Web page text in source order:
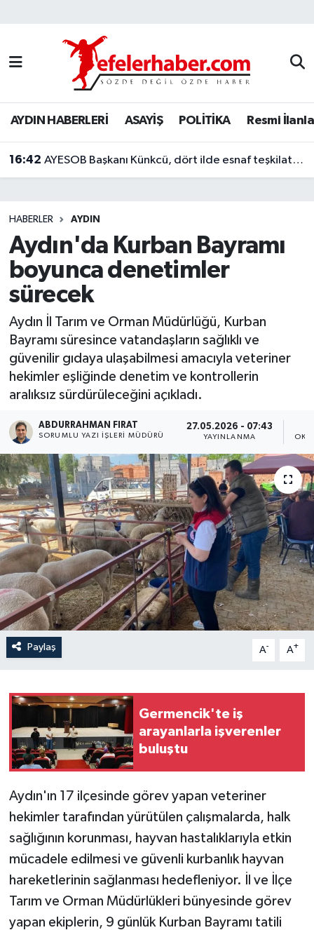
AYDIN HABERLERİ ASAYİŞ POLİTİKA Resmi
16:42 AYESOB Başkanı Künkcü, dört ilde esnaf teşkilatlarıyla buluştu
HABERLER AYDIN
Aydın'da Kurban Bayramı
boyunca denetimler
sürecek
Aydın İl Tarım ve Orman Müdürlüğü, Kurban
Bayramı süresince vatandaşların sağlıklı ve
güvenilir gıdaya ulaşabilmesi amacıyla veteriner
hekimler eşliğinde denetim ve kontrollerin
aralıksız sürdürüleceğini açıkladı.
ABDURRAHMAN FIRAT
SORUMLU YAZI İŞLERI MÜDÜRÜ
27.05.2026 - 07:43
YAYINLANMA
Paylaş A- A+
Germencik'te iş
arayanlarla işverenler
buluştu
Aydın'ın 17 ilçesinde görev yapan veteriner
hekimler tarafından yürütülen çalışmalarda, halk
sağlığının korunması, hayvan hastalıklarıyla etkin
mücadele edilmesi ve güvenli kurbanlık hayvan
hareketlerinin sağlanması hedefleniyor. İl ve İlçe
Tarım ve Orman Müdürlükleri bünyesinde görev
yapan ekiplerin, 9 günlük Kurban Bayramı tatili
Nöbetçi Eczaneler
Hava Durumu
Aydin Namaz Vakitleri
Trafik Durumu
Son Dakika Haberleri
Haber Arşivi